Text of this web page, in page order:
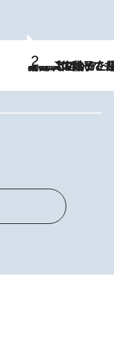
2026.8.5
【阿川佐和子さんの年とる力】なぜ70代で始めた趣味は“こんなに楽しい”のか？ ピアノ、俳句…スランプに陥っても続けられる“ある秘訣”とは